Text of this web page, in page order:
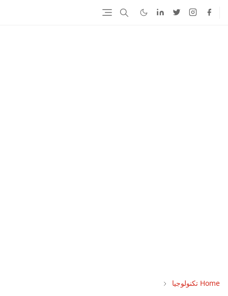
Home تكنولوجيا